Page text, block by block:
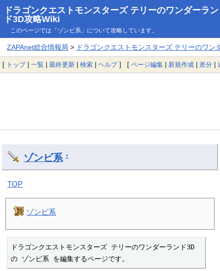
ドラゴンクエストモンスターズ テリーのワンダーラン
ド3D攻略Wiki
このページでは「ゾンビ系」について攻略しています。
ZAPAnet総合情報局 > ドラゴンクエストモンスターズ テリーのワン
[ トップ| 一覧 | 最終更新 | 検索 | ヘルプ] [ ページ編集 | 新規作成 | 差分 |
ゾンビ系 †
TOP
ゾンビ系
ドラゴンクエストモンスターズ テリーのワンダーランド3D
の ゾンビ系 を編集するページです。